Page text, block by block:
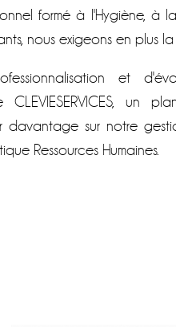
formé à l'Hygiène, à
nous exigeons en plus
et
un
davantage sur notre
Ressources Humaines.